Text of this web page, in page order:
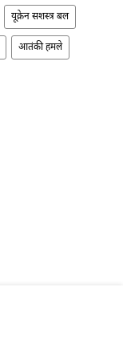
यूक्रेन सशस्त्र बल
आतंकी हमले